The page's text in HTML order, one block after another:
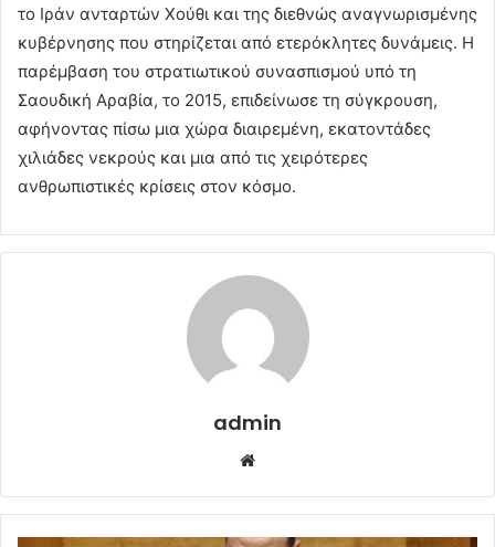
το Ιράν ανταρτών Χούθι και της διεθνώς αναγνωρισμένης
κυβέρνησης που στηρίζεται από ετερόκλητες δυνάμεις. Η
παρέμβαση του στρατιωτικού συνασπισμού υπό τη
Σαουδική Αραβία, το 2015, επιδείνωσε τη σύγκρουση,
αφήνοντας πίσω μια χώρα διαιρεμένη, εκατοντάδες
χιλιάδες νεκρούς και μια από τις χειρότερες
ανθρωπιστικές κρίσεις στον κόσμο.
admin